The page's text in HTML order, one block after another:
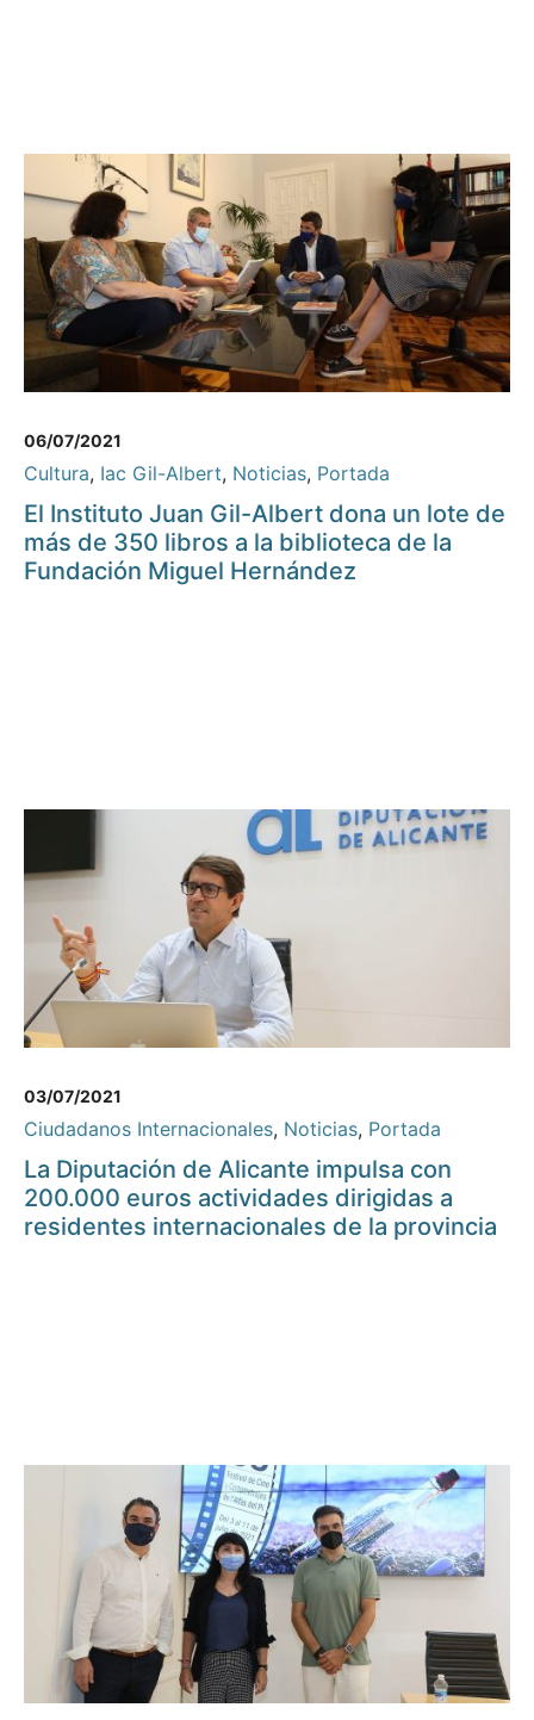
06/07/2021
Cultura, Iac Gil-Albert, Noticias, Portada
El Instituto Juan Gil-Albert dona un lote de
más de 350 libros a la biblioteca de la
Fundación Miguel Hernández
03/07/2021
Ciudadanos Internacionales, Noticias, Portada
La Diputación de Alicante impulsa con
200.000 euros actividades dirigidas a
residentes internacionales de la provincia